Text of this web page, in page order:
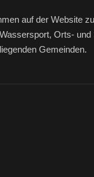
auf der Website
Orts- und
Gemeinden.